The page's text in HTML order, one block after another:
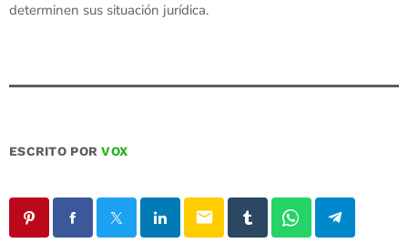
determinen sus situación jurídica.
ESCRITO PORVOX
email